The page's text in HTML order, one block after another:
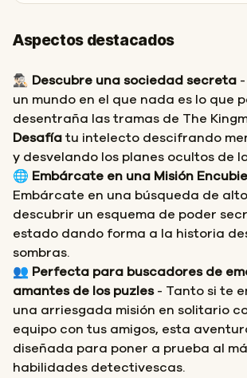
Aspectos destacados
🕵🏻‍♂️ Descubre una sociedad secreta
un mundo en el que nada es lo que
desentraña las tramas de The
Desafía tu intelecto descifrando
y desvelando los planes ocultos de
🌐 Embárcate en una Misión
Embárcate en una búsqueda de
descubrir un esquema de poder
estado dando forma a la historia
sombras.
👥 Perfecta para buscadores de
amantes de los puzles- Tanto si te
una arriesgada misión en solitario
equipo con tus amigos, esta
diseñada para poner a prueba al
habilidades detectivescas.